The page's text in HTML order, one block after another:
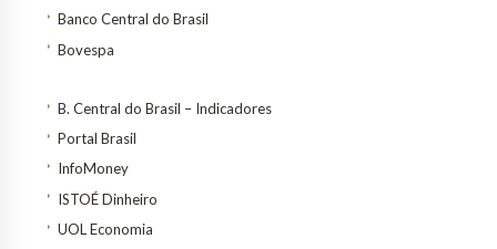
Banco Central do Brasil
Bovespa
B. Central do Brasil – Indicadores
Portal Brasil
InfoMoney
ISTOÉ Dinheiro
UOL Economia